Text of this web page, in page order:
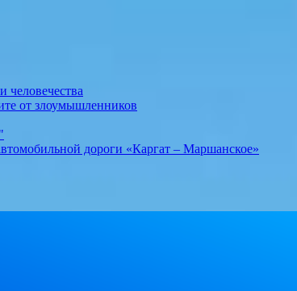
человечества
от злоумышленников
дороги «Каргат – Маршанское»